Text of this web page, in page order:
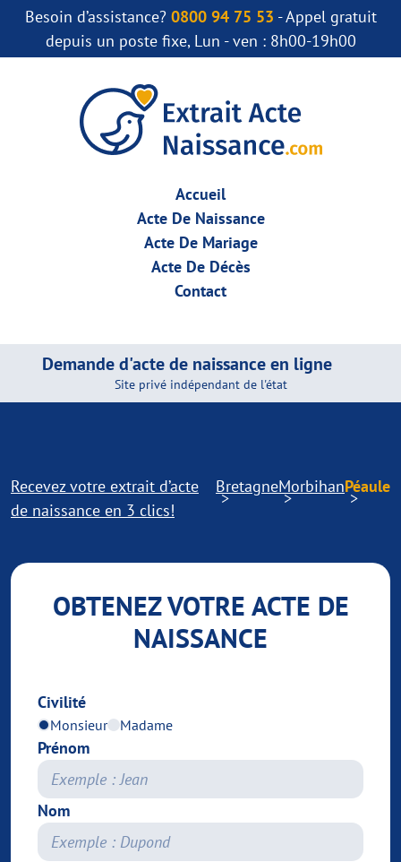
Besoin d’assistance? 0800 94 75 53 - Appel gratuit
depuis un poste fixe, Lun - ven : 8h00-19h00
Accueil
Acte De Naissance
Acte De Mariage
Acte De Décès
Contact
Demande d'acte de naissance en ligne
Site privé indépendant de l'état
Recevez votre extrait d’acte
de naissance en 3 clics!
BretagneMorbihanPéaule
OBTENEZ VOTRE ACTE DE
NAISSANCE
Civilité
Monsieur Madame
Prénom
Nom